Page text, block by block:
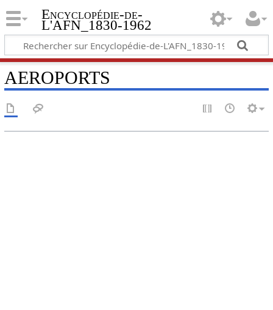
Encyclopédie-de-
L'AFN_1830-1962
AEROPORTS